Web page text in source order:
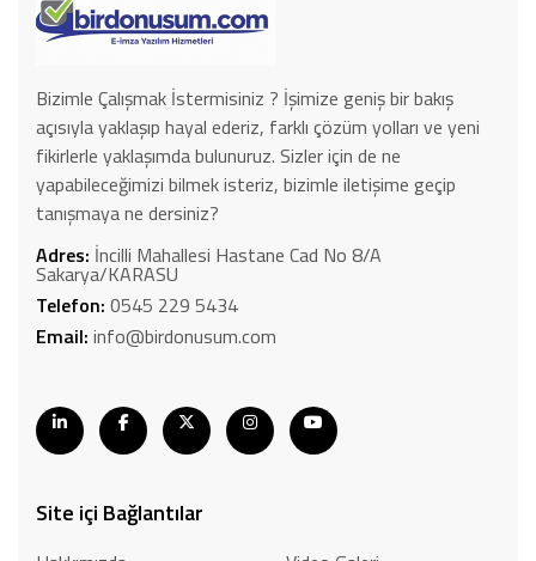
Bizimle Çalışmak İstermisiniz ? İşimize geniş bir bakış
açısıyla yaklaşıp hayal ederiz, farklı çözüm yolları ve yeni
fikirlerle yaklaşımda bulunuruz. Sizler için de ne
yapabileceğimizi bilmek isteriz, bizimle iletişime geçip
tanışmaya ne dersiniz?
Adres: İncilli Mahallesi Hastane Cad No 8/A
Sakarya/KARASU
Telefon: 0545 229 5434
Email: info@birdonusum.com
Site içi Bağlantılar